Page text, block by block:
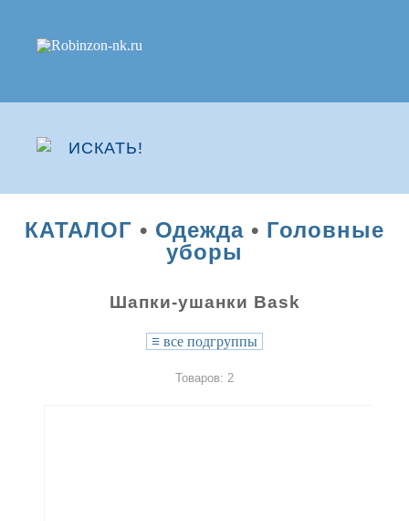
КАТАЛОГ • Одежда • Головные
уборы
Шапки-ушанки Bask
≡ все подгруппы
Товаров: 2